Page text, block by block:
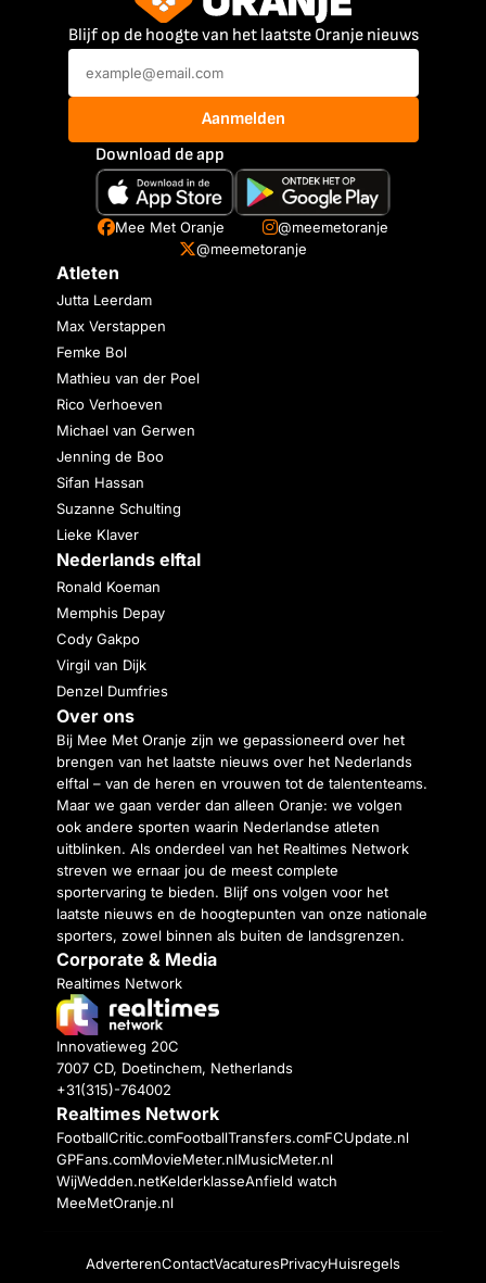
Blijf op de hoogte van het laatste Oranje nieuws
Aanmelden
Download de app
Mee Met Oranje
@meemetoranje
@meemetoranje
Atleten
Jutta Leerdam
Max Verstappen
Femke Bol
Mathieu van der Poel
Rico Verhoeven
Michael van Gerwen
Jenning de Boo
Sifan Hassan
Suzanne Schulting
Lieke Klaver
Nederlands elftal
Ronald Koeman
Memphis Depay
Cody Gakpo
Virgil van Dijk
Denzel Dumfries
Over ons
Bij Mee Met Oranje zijn we gepassioneerd over het
brengen van het laatste nieuws over het Nederlands
elftal – van de heren en vrouwen tot de talententeams.
Maar we gaan verder dan alleen Oranje: we volgen
ook andere sporten waarin Nederlandse atleten
uitblinken. Als onderdeel van het Realtimes Network
streven we ernaar jou de meest complete
sportervaring te bieden. Blijf ons volgen voor het
laatste nieuws en de hoogtepunten van onze nationale
sporters, zowel binnen als buiten de landsgrenzen.
Corporate & Media
Realtimes Network
Innovatieweg 20C
7007 CD, Doetinchem, Netherlands
+31(315)-764002
Realtimes Network
FootballCritic.comFootballTransfers.comFCUpdate.nl
GPFans.comMovieMeter.nlMusicMeter.nl
WijWedden.netKelderklasseAnfield watch
MeeMetOranje.nl
AdverterenContactVacaturesPrivacyHuisregels